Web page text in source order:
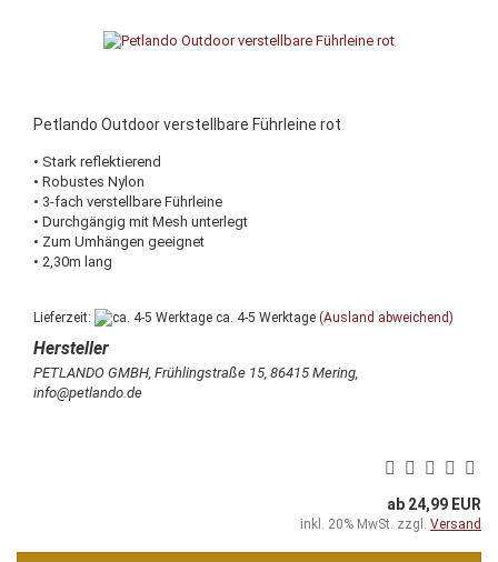
Petlando Outdoor verstellbare Führleine rot
• Stark reflektierend
• Robustes Nylon
• 3-fach verstellbare Führleine
• Durchgängig mit Mesh unterlegt
• Zum Umhängen geeignet
• 2,30m lang
Lieferzeit: ca. 4-5 Werktage (Ausland abweichend)
PETLANDO GMBH, Frühlingstraße 15, 86415 Mering,
info@petlando.de
ab 24,99 EUR
inkl. 20% MwSt. zzgl. Versand